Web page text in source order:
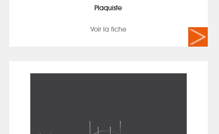
Plaquiste
Voir la fiche